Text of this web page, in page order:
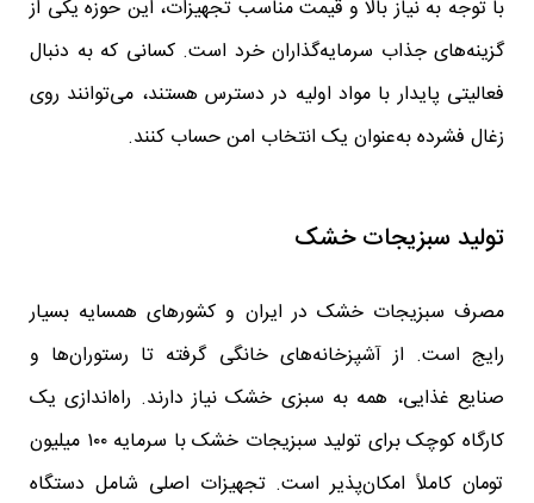
با توجه به نیاز بالا و قیمت مناسب تجهیزات، این حوزه یکی از
گزینه‌های جذاب سرمایه‌گذاران خرد است. کسانی که به دنبال
فعالیتی پایدار با مواد اولیه در دسترس هستند، می‌توانند روی
زغال فشرده به‌عنوان یک انتخاب امن حساب کنند.
تولید سبزیجات خشک
مصرف سبزیجات خشک در ایران و کشورهای همسایه بسیار
رایج است. از آشپزخانه‌های خانگی گرفته تا رستوران‌ها و
صنایع غذایی، همه به سبزی خشک نیاز دارند. راه‌اندازی یک
کارگاه کوچک برای تولید سبزیجات خشک با سرمایه ۱۰۰ میلیون
تومان کاملاً امکان‌پذیر است. تجهیزات اصلی شامل دستگاه